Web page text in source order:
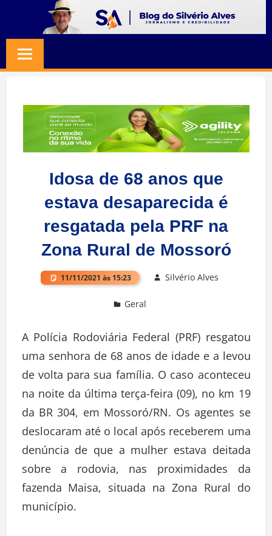
content
SILVERIO
ALVES
Jornalismo
Credibilidade
Idosa de 68 anos que
estava desaparecida é
resgatada pela PRF na
Zona Rural de Mossoró
11/11/2021 às 15:23 Silvério Alves
Geral
A Polícia Rodoviária Federal (PRF) resgatou
uma senhora de 68 anos de idade e a levou
de volta para sua família. O caso aconteceu
na noite da última terça-feira (09), no km 19
da BR 304, em Mossoró/RN. Os agentes se
deslocaram até o local após receberem uma
denúncia de que a mulher estava deitada
sobre a rodovia, nas proximidades da
fazenda Maisa, situada na Zona Rural do
município.